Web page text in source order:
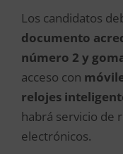
Los candidatos
documento
número 2 y
acceso con
relojes
habrá servicio de
electrónicos.